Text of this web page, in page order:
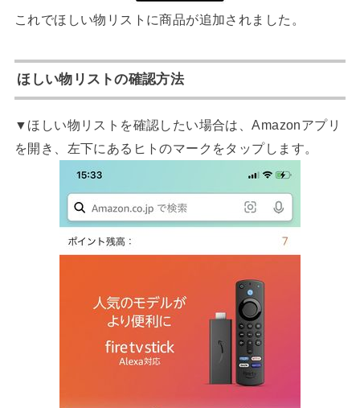
これでほしい物リストに商品が追加されました。
ほしい物リストの確認方法
▼ほしい物リストを確認したい場合は、Amazonアプリ
を開き、左下にあるヒトのマークをタップします。